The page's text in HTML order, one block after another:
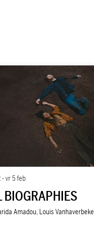
BIOGRAPHIES
Amadou, Louis Vanhaverbeke
-vr 5 feb